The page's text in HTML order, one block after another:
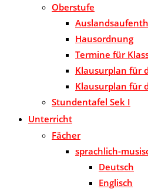
Oberstufe
Hausordnung
Termine für
Klausurplan für
Klausurplan für
Stundentafel Sek I
Unterricht
Fächer
sprachlich-
Deutsch
Englisch